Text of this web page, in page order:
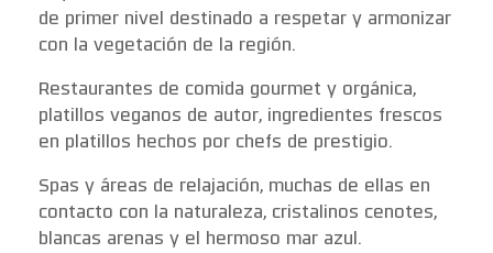
de primer nivel destinado a respetar y armonizar
con la vegetación de la región.
Restaurantes de comida gourmet y orgánica,
platillos veganos de autor, ingredientes frescos
en platillos hechos por chefs de prestigio.
Spas y áreas de relajación, muchas de ellas en
contacto con la naturaleza, cristalinos cenotes,
blancas arenas y el hermoso mar azul.